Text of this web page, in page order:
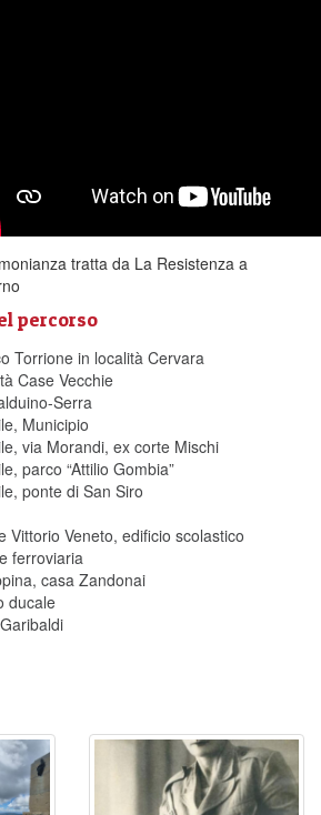
tratta da La Resistenza a
percorso
Torrione in località Cervara
Case Vecchie
Serra
Municipio
via Morandi, ex corte Mischi
parco “Attilio Gombia”
ponte di San Siro
Vittorio Veneto, edificio scolastico
ferroviaria
casa Zandonai
ducale